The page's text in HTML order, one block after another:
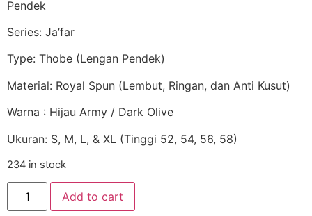
Pendek
Series: Ja’far
Type: Thobe (Lengan Pendek)
Material: Royal Spun (Lembut, Ringan, dan Anti Kusut)
Warna : Hijau Army / Dark Olive
Ukuran: S, M, L, & XL (Tinggi 52, 54, 56, 58)
234 in stock
Add to cart